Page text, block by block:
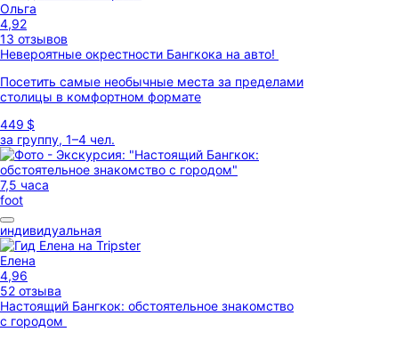
Ольга
4,92
13 отзывов
Невероятные окрестности Бангкока на авто!
Посетить самые необычные места за пределами
столицы в комфортном формате
449 $
за группу, 1–4 чел.
7,5 часа
foot
индивидуальная
Елена
4,96
52 отзыва
Настоящий Бангкок: обстоятельное знакомство
с городом